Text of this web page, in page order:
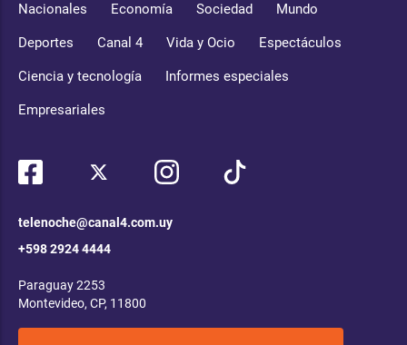
Nacionales Economía Sociedad Mundo
Deportes Canal 4 Vida y Ocio Espectáculos
Ciencia y tecnología Informes especiales
Empresariales
telenoche@canal4.com.uy
+598 2924 4444
Paraguay 2253
Montevideo, CP, 11800